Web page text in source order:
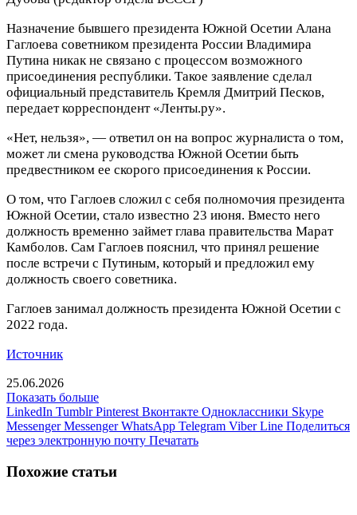
Назначение бывшего президента Южной Осетии Алана
Гаглоева советником президента России Владимира
Путина никак не связано с процессом возможного
присоединения республики. Такое заявление сделал
официальный представитель Кремля Дмитрий Песков,
передает корреспондент «Ленты.ру».
«Нет, нельзя», — ответил он на вопрос журналиста о том,
может ли смена руководства Южной Осетии быть
предвестником ее скорого присоединения к России.
О том, что Гаглоев сложил с себя полномочия президента
Южной Осетии, стало известно 23 июня. Вместо него
должность временно займет глава правительства Марат
Камболов. Сам Гаглоев пояснил, что принял решение
после встречи с Путиным, который и предложил ему
должность своего советника.
Гаглоев занимал должность президента Южной Осетии с
2022 года.
Источник
25.06.2026
Показать больше
LinkedIn Tumblr Pinterest Вконтакте Одноклассники Skype
Messenger Messenger WhatsApp Telegram Viber Line Поделиться
через электронную почту Печатать
Похожие статьи